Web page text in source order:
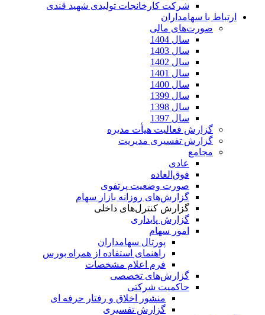
شرکت کارخانجات تولیدی شهید قندی
ارتباط با سهامداران
صورت‌های مالی
سال 1404
سال 1403
سال 1402
سال 1401
سال 1400
سال 1399
سال 1398
سال 1397
گزارش فعالیت هیأت مدیره
گزارش تفسیری مدیریت
مجامع
عادی
فوق‌العاده
صورت وضعیت پرتفوی
گزارش‌های روزانه بازار سهام
گزارش کنترل‌های داخلی
گزارش پایداری
امور سهام
پورتال سهامداران
راهنمای استفاده از همراه بورس
فرم اعلام مشخصات
گزارش‌های تخصصی
حاکمیت شرکتی
منشور اخلاق و رفتار حرفه­ ای
گزارش تفسیری